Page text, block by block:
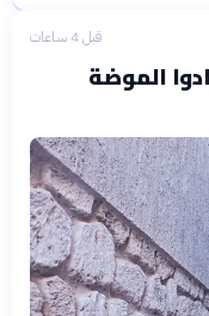
قبل 4 ساعات
الموضة